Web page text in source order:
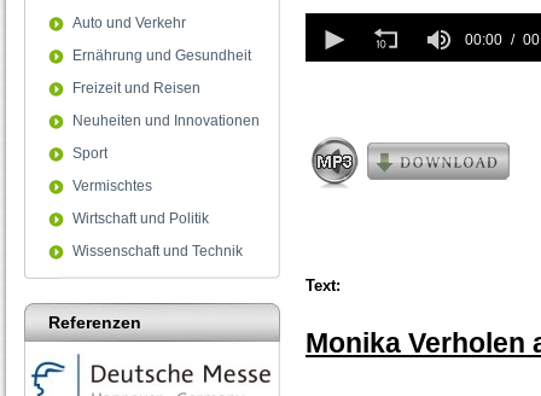
Auto und Verkehr
Ernährung und Gesundheit
Freizeit und Reisen
Neuheiten und Innovationen
Sport
Vermischtes
Wirtschaft und Politik
Wissenschaft und Technik
Referenzen
seconds
of
00:00
Text:
Monika Verholen